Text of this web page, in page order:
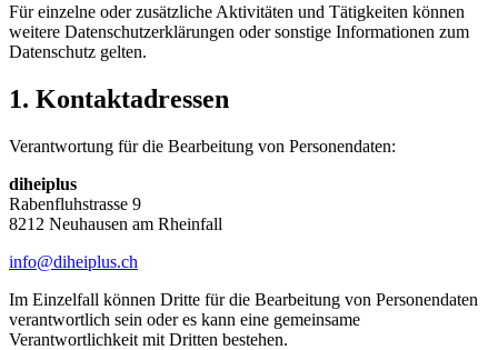
Für einzelne oder zusätzliche Aktivitäten und Tätigkeiten können
weitere Datenschutzerklärungen oder sonstige Informationen zum
Datenschutz gelten.
1. Kontakt­adressen
Verantwortung für die Bearbeitung von Personendaten:
diheiplus
Rabenfluhstrasse 9
8212 Neuhausen am Rheinfall
info@diheiplus.ch
Im Einzelfall können Dritte für die Bearbeitung von Personendaten
verantwortlich sein oder es kann eine gemeinsame
Verantwortlichkeit mit Dritten bestehen.